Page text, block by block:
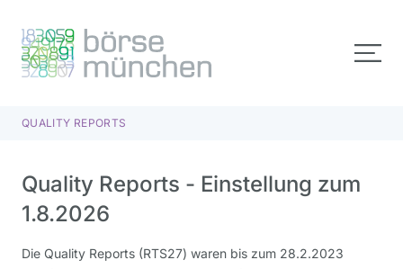
QUALITY REPORTS
Quality Reports - Einstellung zum
1.8.2026
Die Quality Reports (RTS27) waren bis zum 28.2.2023